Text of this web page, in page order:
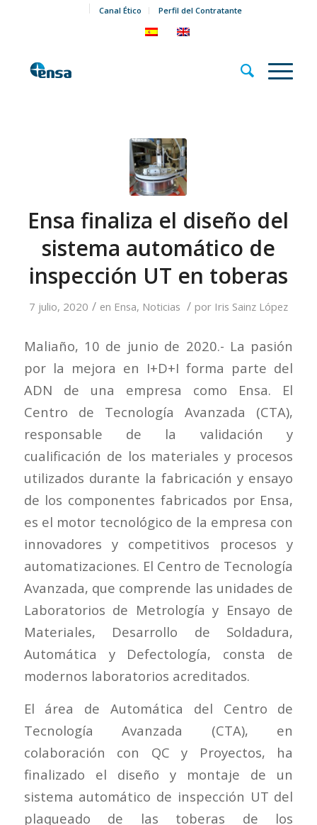
Canal Ético Perfil del Contratante
Ensa finaliza el diseño del
sistema automático de
inspección UT en toberas
7 julio, 2020 / en Ensa, Noticias / por Iris Sainz López
Maliaño, 10 de junio de 2020.- La pasión
por la mejora en I+D+I forma parte del
ADN de una empresa como Ensa. El
Centro de Tecnología Avanzada (CTA),
responsable de la validación y
cualificación de los materiales y procesos
utilizados durante la fabricación y ensayo
de los componentes fabricados por Ensa,
es el motor tecnológico de la empresa con
innovadores y competitivos procesos y
automatizaciones. El Centro de Tecnología
Avanzada, que comprende las unidades de
Laboratorios de Metrología y Ensayo de
Materiales, Desarrollo de Soldadura,
Automática y Defectología, consta de
modernos laboratorios acreditados.
El área de Automática del Centro de
Tecnología Avanzada (CTA), en
colaboración con QC y Proyectos, ha
finalizado el diseño y montaje de un
sistema automático de inspección UT del
plaqueado de las toberas de los